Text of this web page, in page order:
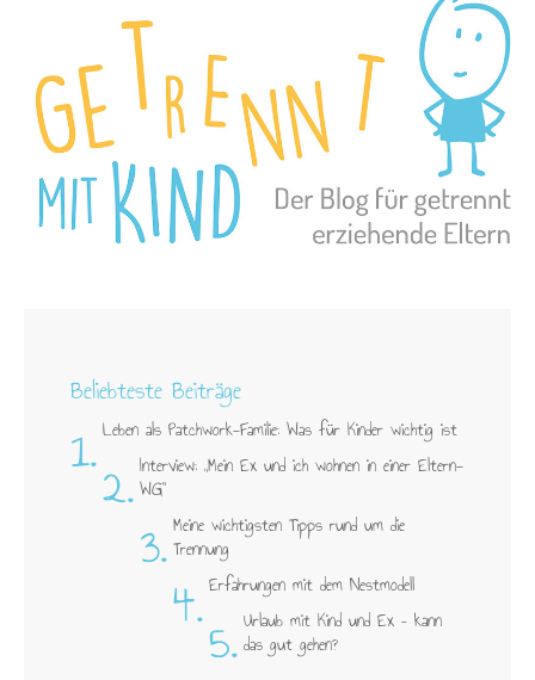
Beliebteste Beiträge
1. Leben als Patchwork-Familie: Was für Kinder wichtig ist
2. Interview: „Mein Ex und ich wohnen in einer Eltern-
WG"
3. Meine wichtigsten Tipps rund um die
Trennung
4. Erfahrungen mit dem Nestmodell
5. Urlaub mit Kind und Ex – kann
das gut gehen?